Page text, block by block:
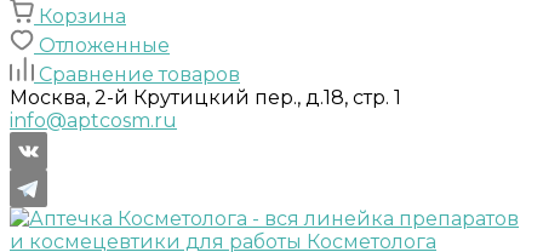
Корзина
Отложенные
Сравнение товаров
Москва, 2-й Крутицкий пер., д.18, стр. 1
info@aptcosm.ru